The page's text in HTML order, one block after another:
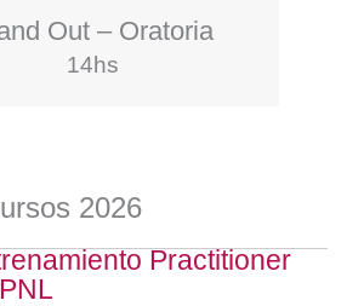
Out – Oratoria
14hs
2026
Practitioner